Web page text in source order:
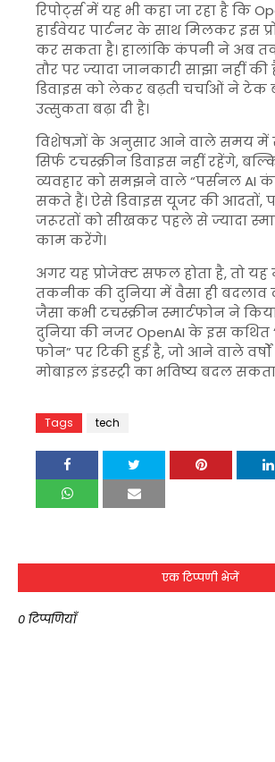
रिपोर्ट्स में यह भी कहा जा रहा है कि
हार्डवेयर पार्टनर के साथ मिलकर इस
कर सकता है। हालांकि कंपनी ने अब
तौर पर ज्यादा जानकारी साझा नहीं
डिवाइस को लेकर बढ़ती चर्चाओं ने टेक
उत्सुकता बढ़ा दी है।
विशेषज्ञों के अनुसार आने वाले समय में
सिर्फ टचस्क्रीन डिवाइस नहीं रहेंगे,
व्यवहार को समझने वाले “पर्सनल AI
सकते हैं। ऐसे डिवाइस यूजर की आदतों,
जरूरतों को सीखकर पहले से ज्यादा
काम करेंगे।
अगर यह प्रोजेक्ट सफल होता है, तो यह
तकनीक की दुनिया में वैसा ही बदलाव
जैसा कभी टचस्क्रीन स्मार्टफोन ने
दुनिया की नजर OpenAI के इस कथित
फोन” पर टिकी हुई है, जो आने वाले
मोबाइल इंडस्ट्री का भविष्य बदल सकता
Tags tech
एक टिप्पणी भेजें
0 टिप्पणियाँ